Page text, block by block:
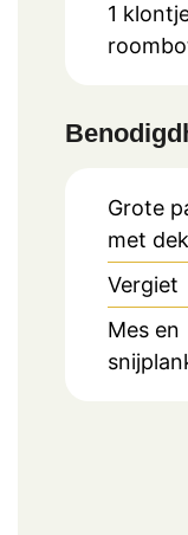
1
Grote
met
Vergiet
Mes en